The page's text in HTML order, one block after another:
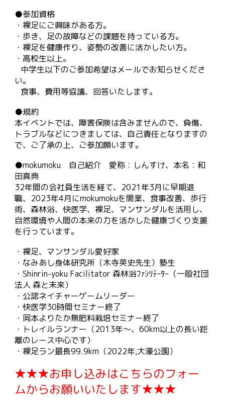
●参加資格
・裸足にご興味がある方。
・歩き、足の故障などの課題を持っている方。
・裸足を健康作り、姿勢の改善に活かしたい方。
・高校生以上。
中学生以下のご参加希望はメールでお知らせくださ
い。
食事、費用等協議、回答いたします。
●規約
本イベントでは、障害保険は含みませんので、負傷、
トラブルなどにつきましては、自己責任となりますの
で、ご了承の上、ご参加願います。
●mokumoku 自己紹介 愛称：しんすけ、本名：和
田真典
32年間の会社員生活を経て、2021年3月に早期退
職、2023年4月にmokumokuを開業、食事改善、歩行
術、森林浴、快医学、裸足、マンサンダルを活用し、
自然環境や人間の本来の力を活かした健康づくり支援
を行っています。
・裸足、マンサンダル愛好家
・なみあし身体研究所（木寺英史先生）塾生
・Shinrin-yoku Facilitator 森林浴ﾌｧｼﾘﾃｰﾀｰ（一般社団
法人 森と未来）
・公認ネイチャーゲームリーダー
・快医学30時間セミナー終了
・岡本よりたか無肥料栽培セミナー終了
・トレイルランナー（2013年〜、60km以上の長い距
離のレース中心です）
・裸足ラン最長99.9km（2022年,大濠公園）
★★★お申し込みはこちらのフォー
ムからお願いいたします★★★